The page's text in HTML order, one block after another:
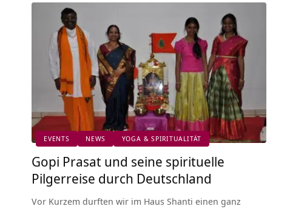
EVENTS NEWS YOGA & SPIRITUALITÄT
Gopi Prasat und seine spirituelle
Pilgerreise durch Deutschland
Vor Kurzem durften wir im Haus Shanti einen ganz